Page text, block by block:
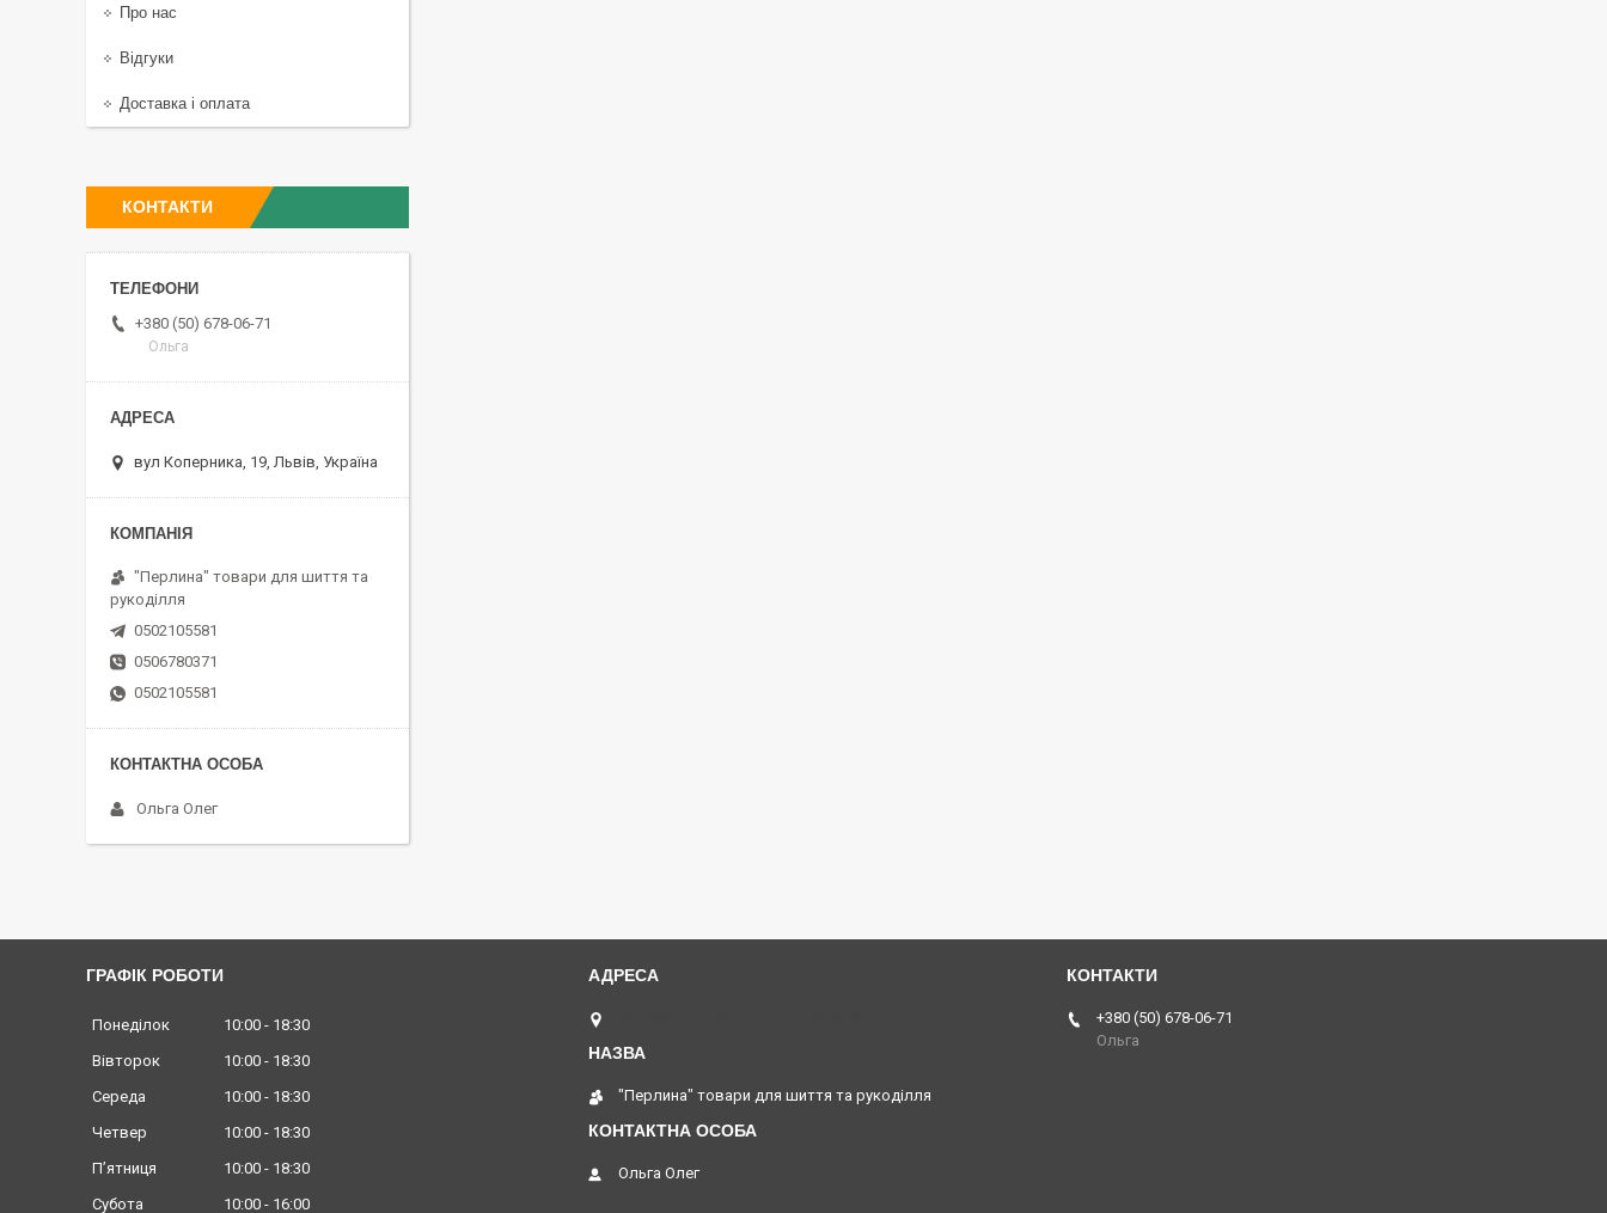
Про нас
Відгуки
Доставка і оплата
КОНТАКТИ
+380 (50) 678-06-71
Ольга
вул Коперника, 19, Львів, Україна
"Перлина" товари для шиття та
рукоділля
0502105581
0506780371
0502105581
Ольга Олег
ГРАФІК РОБОТИ
Понеділок 10:00
18:30
Вівторок
10:00
18:30
Середа
10:00
18:30
Четвер
10:00
18:30
Пʼятниця
10:00
18:30
Субота
10:00 16:00
"Перлина" товари для шиття та рукоділля
Ольга Олег
+380 (50) 678-06-71
Ольга